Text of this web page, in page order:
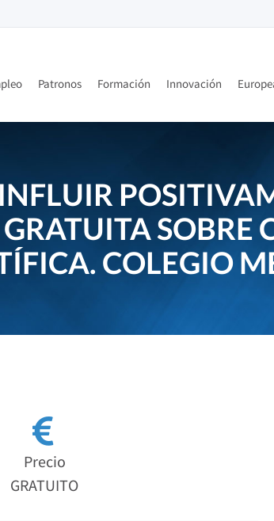
Patronos Formación Innovación
COLEGIO
Precio
GRATUITO